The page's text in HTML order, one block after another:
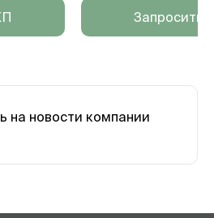
Запросить
на новости компании